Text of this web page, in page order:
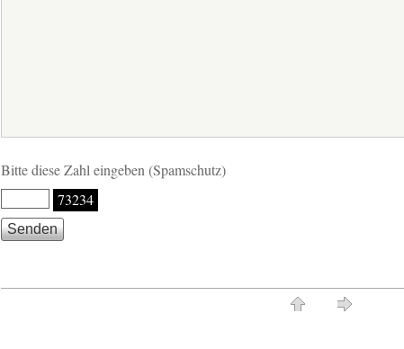
Bitte diese Zahl eingeben (Spamschutz)
73234